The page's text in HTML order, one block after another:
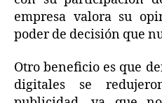
empresa valora su
poder de decisión que
Otro beneficio es que
digitales se